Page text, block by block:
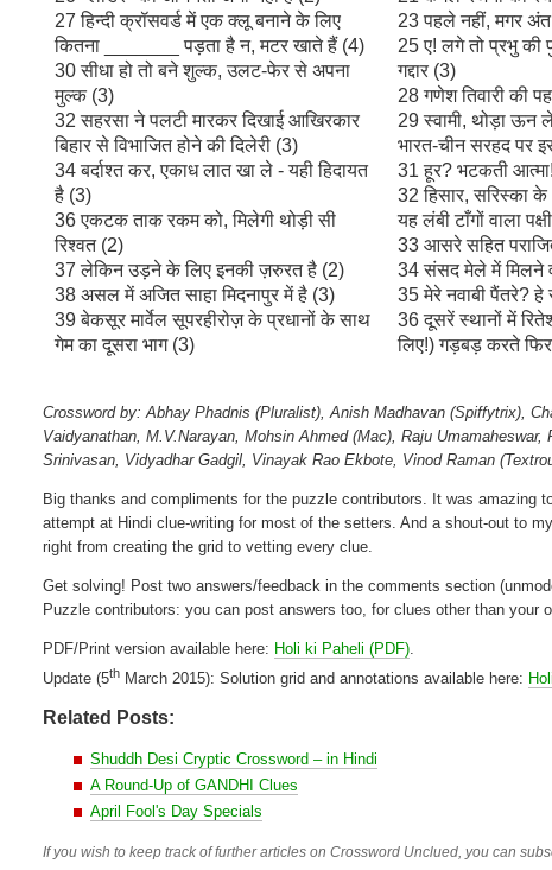
27 हिन्दी क्रॉसवर्ड में एक क्लू बनाने के लिए
कितना _______ पड़ता है न, मटर खाते हैं (4)
30 सीधा हो तो बने शुल्क, उलट-फेर से अपना
मुल्क (3)
32 सहरसा ने पलटी मारकर दिखाई आखिरकार
बिहार से विभाजित होने की दिलेरी (3)
34 बर्दाश्त कर, एकाध लात खा ले - यही हिदायत
है (3)
36 एकटक ताक रकम को, मिलेगी थोड़ी सी
रिश्वत (2)
37 लेकिन उड़ने के लिए इनकी ज़रुरत है (2)
38 असल में अजित साहा मिदनापुर में है (3)
39 बेकसूर मार्वेल सूपरहीरोज़ के प्रधानों के साथ
गेम का दूसरा भाग (3)
23 पहले नहीं, मगर
25 ए! लगे तो प्रभु की
गद्दार (3)
28 गणेश तिवारी की
29 स्वामी, थोड़ा ऊन
भारत-चीन सरहद पर
31 हूर? भटकती
32 हिसार, सरिस्का के
यह लंबी टाँगों वाला
33 आसरे सहित
34 संसद मेले में मिलने
35 मेरे नवाबी पैंतरे? हे
36 दूसरें स्थानों में
लिए!) गड़बड़ करते
Crossword by: Abhay Phadnis (Pluralist), Anish Madhavan (Spiffytrix),
Vaidyanathan, M.V.Narayan, Mohsin Ahmed (Mac), Raju
Srinivasan, Vidyadhar Gadgil, Vinayak Rao Ekbote, Vinod Raman
Big thanks and compliments for the puzzle contributors. It was amazing
attempt at Hindi clue-writing for most of the setters. And a shout-out to
right from creating the grid to vetting every clue.
Get solving! Post two answers/feedback in the comments section
Puzzle contributors: you can post answers too, for clues other than your
PDF/Print version available here: Holi ki Paheli (PDF)
Update (5th March 2015): Solution grid and annotations available here:
Related Posts:
Shuddh Desi Cryptic Crossword – in Hindi
A Round-Up of GANDHI Clues
April Fool's Day Specials
If you wish to keep track of further articles on Crossword Unclued, you can